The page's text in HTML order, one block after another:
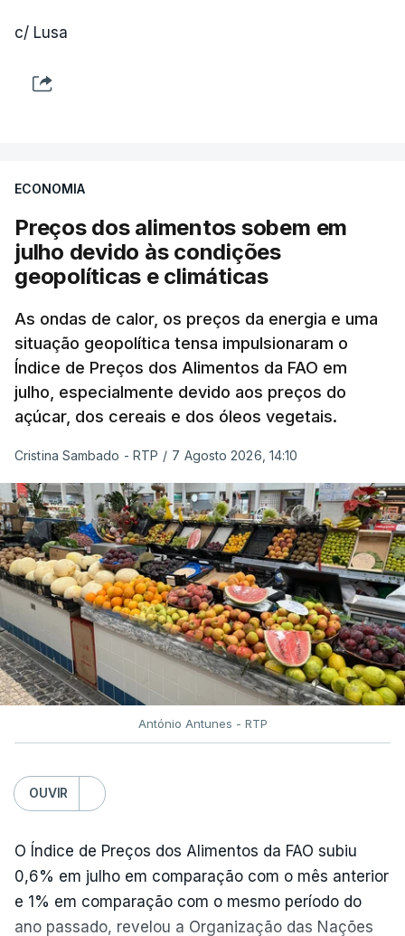
c/ Lusa
ECONOMIA
Preços dos alimentos sobem em
julho devido às condições
geopolíticas e climáticas
As ondas de calor, os preços da energia e uma
situação geopolítica tensa impulsionaram o
Índice de Preços dos Alimentos da FAO em
julho, especialmente devido aos preços do
açúcar, dos cereais e dos óleos vegetais.
Cristina Sambado - RTP / 7 Agosto 2026, 14:10
António Antunes - RTP
OUVIR
O Índice de Preços dos Alimentos da FAO subiu
0,6% em julho em comparação com o mês anterior
e 1% em comparação com o mesmo período do
ano passado, revelou a Organização das Nações